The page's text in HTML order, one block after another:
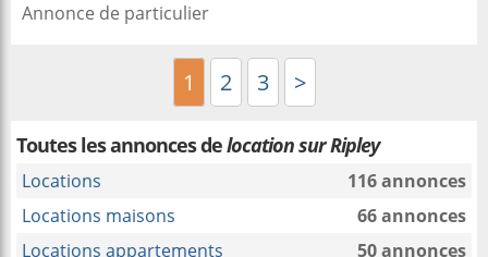
Annonce de particulier
1 2 3 >
Toutes les annonces delocation sur Ripley
Locations
116 annonces
Locations maisons
66 annonces
Locations appartements
50 annonces